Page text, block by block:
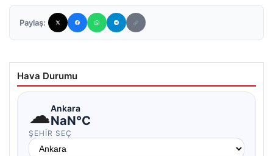
Paylaş:
Hava Durumu
☁Ankara
NaN°C
ŞEHIR SEÇ